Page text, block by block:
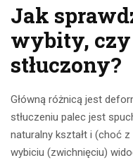
Jak
wybity,
stłuczony?
Główną różnicą jest
stłuczeniu palec jest
naturalny kształt i (choć
wybiciu (zwichnięciu)